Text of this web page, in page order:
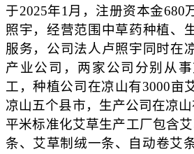
于2025年1月，注册资本金680
照宇，经营范围中草药种植、
服务，公司法人卢照宇同时在
产业公司，两家公司分别从
工，种植公司在凉山有3000亩
凉山五个县市，生产公司在凉
平米标准化艾草生产工厂包含
条、艾草制绒一条、自动卷艾